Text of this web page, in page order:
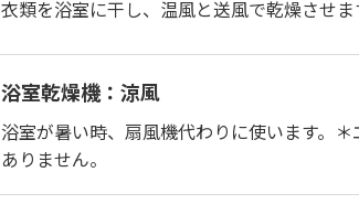
衣類を浴室に干し、温風と送風で乾燥させま
浴室乾燥機：涼風
浴室が暑い時、扇風機代わりに使います。
ありません。